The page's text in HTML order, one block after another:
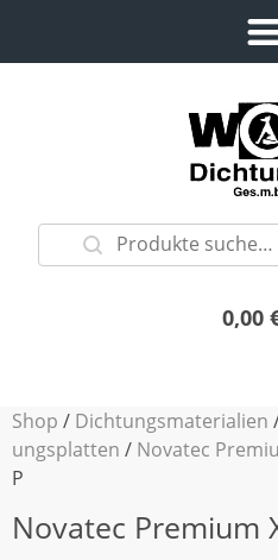
0,00
Shop / Dichtungsmaterialien
ungsplatten / Novatec
P
Novatec Premium